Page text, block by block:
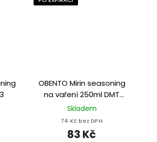
OBENTO Mirin seasoning
na vaření 250ml DMT
12/2023
Skladem
74 Kč bez DPH
83 Kč